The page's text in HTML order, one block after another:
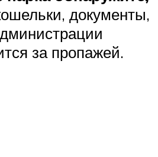
документы,
за пропажей.